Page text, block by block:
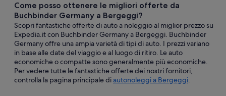
Come posso ottenere le migliori offerte da
Buchbinder Germany a Bergeggi?
Scopri fantastiche offerte di auto a noleggio al miglior prezzo su
Expedia.it con Buchbinder Germany a Bergeggi. Buchbinder
Germany offre una ampia varietà di tipi di auto. I prezzi variano
in base alle date del viaggio e al luogo di ritiro. Le auto
economiche o compatte sono generalmente più economiche.
Per vedere tutte le fantastiche offerte dei nostri fornitori,
controlla la pagina principale di autonoleggi a Bergeggi.